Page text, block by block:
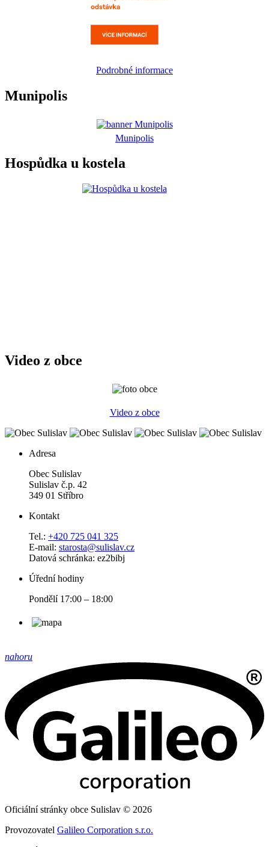
Podrobné informace
Munipolis
Munipolis
Hospůdka u kostela
Video z obce
Video z obce
Adresa
Obec Sulislav
Sulislav č.p. 42
349 01 Stříbro
Kontakt
Tel.: +420 725 041 325
E-mail: starosta@sulislav.cz
Datová schránka: ez2bibj
Úřední hodiny
Pondělí 17:00 – 18:00
nahoru
Oficiální stránky obce Sulislav © 2026
Provozovatel Galileo Corporation s.r.o.